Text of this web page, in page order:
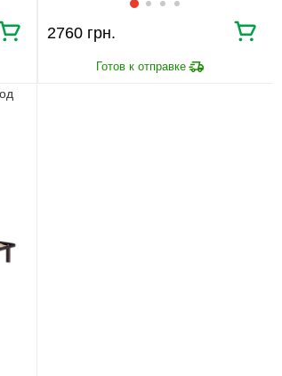
НА
2760 грн.